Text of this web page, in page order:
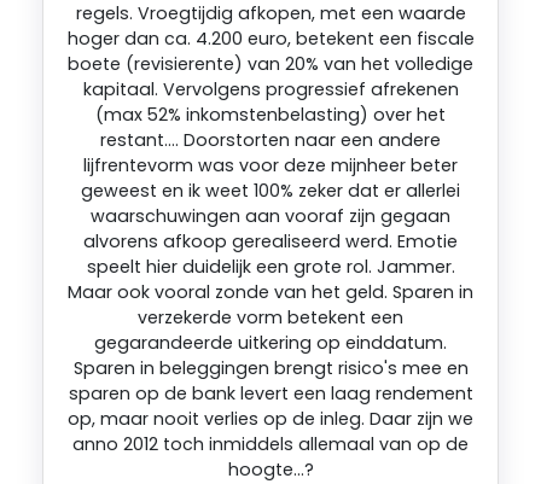
regels. Vroegtijdig afkopen, met een waarde
hoger dan ca. 4.200 euro, betekent een fiscale
boete (revisierente) van 20% van het volledige
kapitaal. Vervolgens progressief afrekenen
(max 52% inkomstenbelasting) over het
restant…. Doorstorten naar een andere
lijfrentevorm was voor deze mijnheer beter
geweest en ik weet 100% zeker dat er allerlei
waarschuwingen aan vooraf zijn gegaan
alvorens afkoop gerealiseerd werd. Emotie
speelt hier duidelijk een grote rol. Jammer.
Maar ook vooral zonde van het geld. Sparen in
verzekerde vorm betekent een
gegarandeerde uitkering op einddatum.
Sparen in beleggingen brengt risico's mee en
sparen op de bank levert een laag rendement
op, maar nooit verlies op de inleg. Daar zijn we
anno 2012 toch inmiddels allemaal van op de
hoogte…?